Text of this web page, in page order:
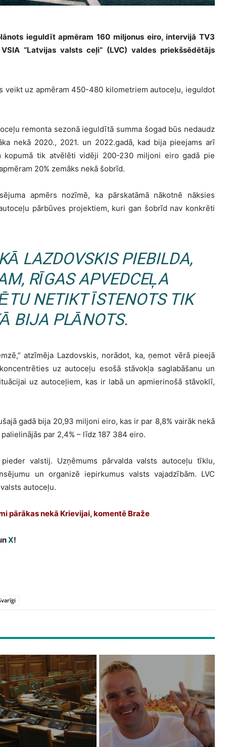
ieguldīt apmēram 160 miljonus eiro, intervijā TV3
“Latvijas valsts ceļi” (LVC) valdes priekšsēdētājs
veikt uz apmēram 450-480 kilometriem autoceļu, ieguldot
remonta sezonā ieguldītā summa šogad būs nedaudz
nekā 2020., 2021. un 2022.gadā, kad bija pieejams arī
kopumā tik atvēlēti vidēji 200-230 miljoni eiro gadā pie
20% zemāks nekā šobrīd.
apmērs nozīmē, ka pārskatāmā nākotnē nāksies
pārbūves projektiem, kuri gan šobrīd nav konkrēti
LAZDOVSKIS PIEBILDA,
RĪGAS APVEDCEĻA
NETIKT ĪSTENOTS TIK
BIJA PLĀNOTS.
atzīmēja Lazdovskis, norādot, ka, ņemot vērā pieejā
uz autoceļu esošā stāvokļa saglabāšanu un
uz autoceļiem, kas ir labā un apmierinošā stāvoklī,
gadā bija 20,93 miljoni eiro, kas ir par 8,8% vairāk nekā
par 2,4% – līdz 187 384 eiro.
valstij. Uzņēmums pārvalda valsts autoceļu tīklu,
un organizē iepirkumus valsts vajadzībām. LVC
autoceļu.
pārākas nekā Krievijai, komentē Braže
X!